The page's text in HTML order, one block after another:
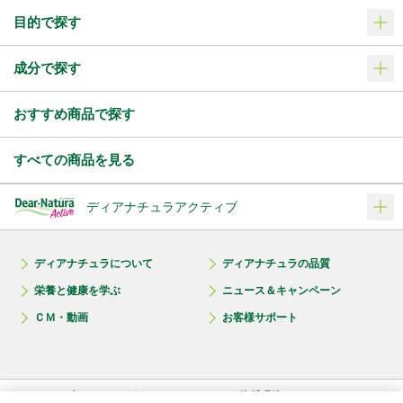
目的で探す
成分で探す
おすすめ商品で探す
すべての商品を見る
ディアナチュラアクティブ
ディアナチュラについて ディアナチュラの品質
栄養と健康を学ぶ ニュース＆キャンペーン
ＣＭ・動画 お客様サポート